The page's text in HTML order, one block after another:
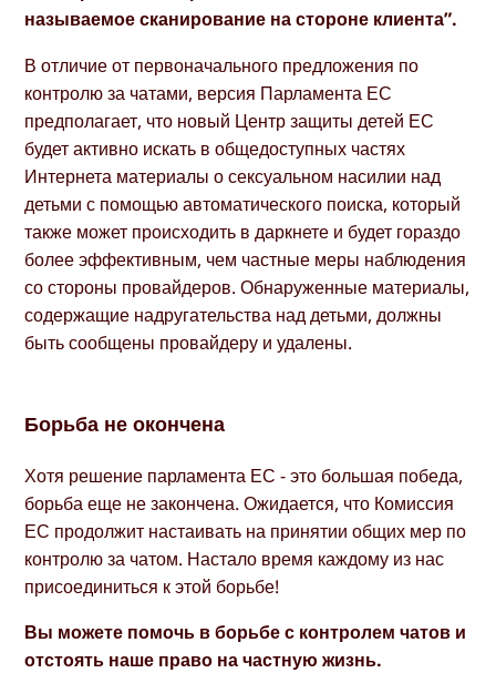
называемое сканирование на стороне клиента”.
В отличие от первоначального предложения по
контролю за чатами, версия Парламента ЕС
предполагает, что новый Центр защиты детей ЕС
будет активно искать в общедоступных частях
Интернета материалы о сексуальном насилии над
детьми с помощью автоматического поиска, который
также может происходить в даркнете и будет гораздо
более эффективным, чем частные меры наблюдения
со стороны провайдеров. Обнаруженные материалы,
содержащие надругательства над детьми, должны
быть сообщены провайдеру и удалены.
Борьба не окончена
Хотя решение парламента ЕС - это большая победа,
борьба еще не закончена. Ожидается, что Комиссия
ЕС продолжит настаивать на принятии общих мер по
контролю за чатом. Настало время каждому из нас
присоединиться к этой борьбе!
Вы можете помочь в борьбе с контролем чатов и
отстоять наше право на частную жизнь.